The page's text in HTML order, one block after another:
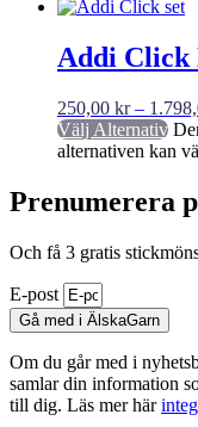
Addi Click
250,00 kr –
Välj Alternativ
alternativen kan
Prenumerera
Och få 3 gratis
E-post
Gå med i ÄlskaGarn
Om du går med i
samlar din information
till dig. Läs mer här